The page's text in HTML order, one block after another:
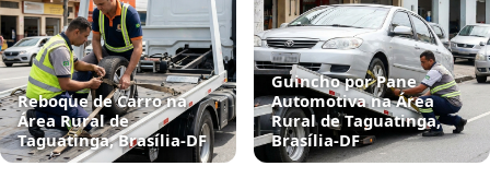
Reboque de Carro na
Área Rural de
Taguatinga, Brasília‑DF
Guincho por Pane
Automotiva na Área
Rural de Taguatinga,
Brasília‑DF